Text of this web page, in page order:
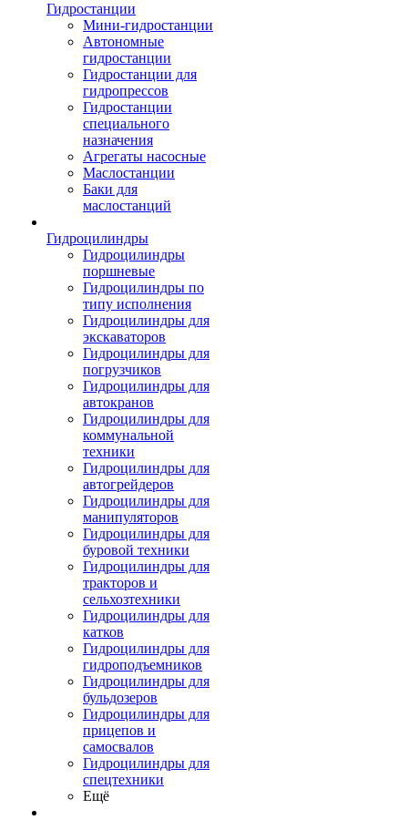
Гидростанции
Мини-гидростанции
Автономные
гидростанции
Гидростанции для
гидропрессов
Гидростанции
специального
назначения
Агрегаты насосные
Маслостанции
Баки для
маслостанций
Гидроцилиндры
Гидроцилиндры
поршневые
Гидроцилиндры по
типу исполнения
Гидроцилиндры для
экскаваторов
Гидроцилиндры для
погрузчиков
Гидроцилиндры для
автокранов
Гидроцилиндры для
коммунальной
техники
Гидроцилиндры для
автогрейдеров
Гидроцилиндры для
манипуляторов
Гидроцилиндры для
буровой техники
Гидроцилиндры для
тракторов и
сельхозтехники
Гидроцилиндры для
катков
Гидроцилиндры для
гидроподъемников
Гидроцилиндры для
бульдозеров
Гидроцилиндры для
прицепов и
самосвалов
Гидроцилиндры для
спецтехники
Ещё